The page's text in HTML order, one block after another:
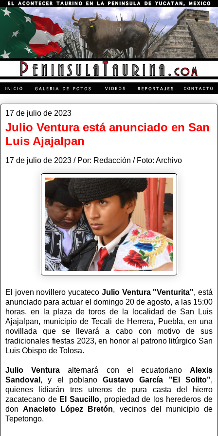
17 de julio de 2023
Julio Ventura está anunciado en San
Luis Ajajalpan
17 de julio de 2023 / Por: Redacción / Foto: Archivo
El joven novillero yucateco Julio Ventura "Venturita", está
anunciado para actuar el domingo 20 de agosto, a las 15:00
horas, en la plaza de toros de la localidad de San Luis
Ajajalpan, municipio de Tecali de Herrera, Puebla, en una
novillada que se llevará a cabo con motivo de sus
tradicionales fiestas 2023, en honor al patrono litúrgico San
Luis Obispo de Tolosa.
Julio Ventura alternará con el ecuatorianoAlexis
Sandoval , y el poblanoGustavo García "El Solito",
quienes lidiarán tres utreros de pura casta del hierro
zacatecano de El Saucillo, propiedad de los herederos de
donAnacleto López Bretón, vecinos del municipio de
Tepetongo.